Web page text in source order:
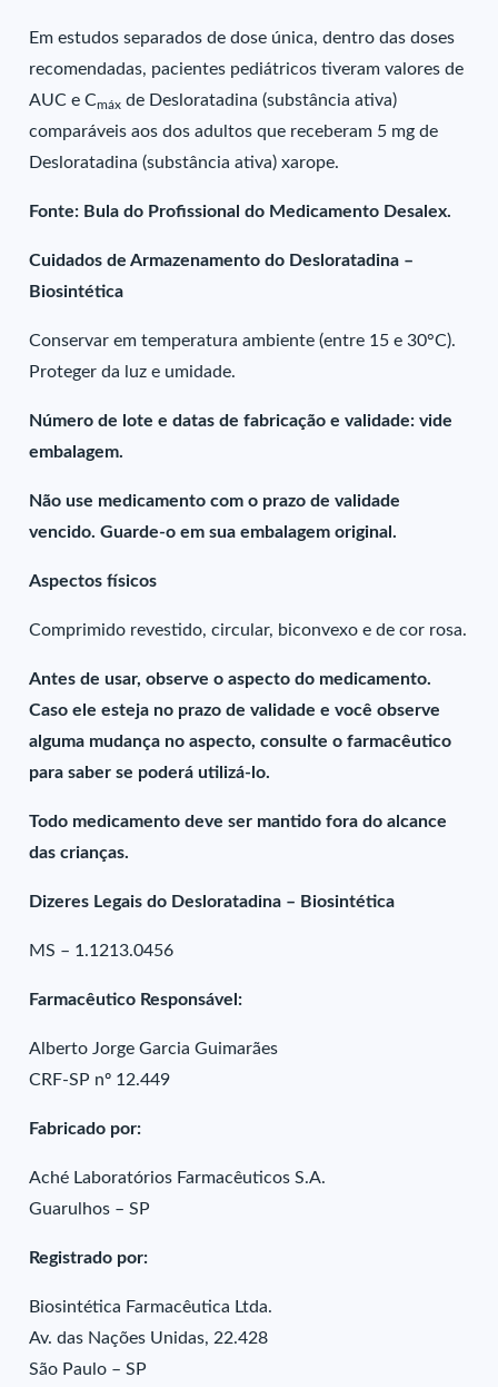
Em estudos separados de dose única, dentro das doses
recomendadas, pacientes pediátricos tiveram valores de
AUC e Cmáx de Desloratadina (substância ativa)
comparáveis aos dos adultos que receberam 5 mg de
Desloratadina (substância ativa) xarope.
Fonte: Bula do Profissional do Medicamento Desalex.
Cuidados de Armazenamento do Desloratadina –
Biosintética
Conservar em temperatura ambiente (entre 15 e 30°C).
Proteger da luz e umidade.
Número de lote e datas de fabricação e validade: vide
embalagem.
Não use medicamento com o prazo de validade
vencido. Guarde-o em sua embalagem original.
Aspectos físicos
Comprimido revestido, circular, biconvexo e de cor rosa.
Antes de usar, observe o aspecto do medicamento.
Caso ele esteja no prazo de validade e você observe
alguma mudança no aspecto, consulte o farmacêutico
para saber se poderá utilizá-lo.
Todo medicamento deve ser mantido fora do alcance
das crianças.
Dizeres Legais do Desloratadina – Biosintética
MS – 1.1213.0456
Farmacêutico Responsável:
Alberto Jorge Garcia Guimarães
CRF-SP nº 12.449
Fabricado por:
Aché Laboratórios Farmacêuticos S.A.
Guarulhos – SP
Registrado por:
Biosintética Farmacêutica Ltda.
Av. das Nações Unidas, 22.428
São Paulo – SP